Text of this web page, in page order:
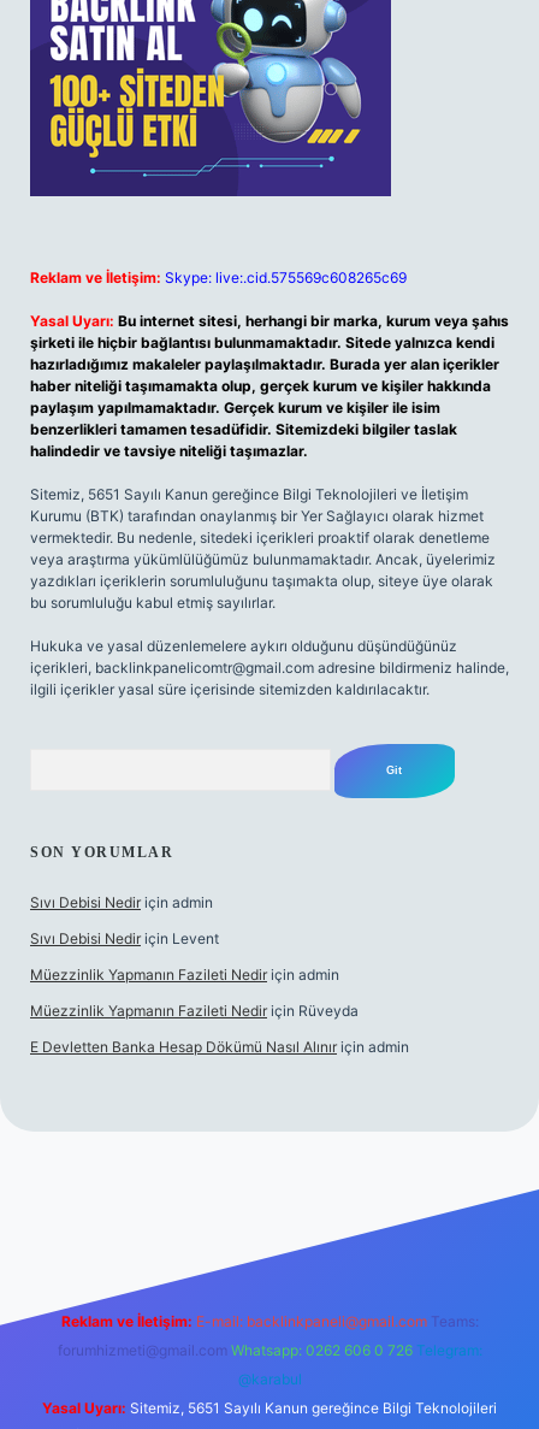
Reklam ve İletişim: Skype: live:.cid.575569c608265c69
Yasal Uyarı: Bu internet sitesi, herhangi bir marka, kurum veya şahıs
şirketi ile hiçbir bağlantısı bulunmamaktadır. Sitede yalnızca kendi
hazırladığımız makaleler paylaşılmaktadır. Burada yer alan içerikler
haber niteliği taşımamakta olup, gerçek kurum ve kişiler hakkında
paylaşım yapılmamaktadır. Gerçek kurum ve kişiler ile isim
benzerlikleri tamamen tesadüfidir. Sitemizdeki bilgiler taslak
halindedir ve tavsiye niteliği taşımazlar.
Sitemiz, 5651 Sayılı Kanun gereğince Bilgi Teknolojileri ve İletişim
Kurumu (BTK) tarafından onaylanmış bir Yer Sağlayıcı olarak hizmet
vermektedir. Bu nedenle, sitedeki içerikleri proaktif olarak denetleme
veya araştırma yükümlülüğümüz bulunmamaktadır. Ancak, üyelerimiz
yazdıkları içeriklerin sorumluluğunu taşımakta olup, siteye üye olarak
bu sorumluluğu kabul etmiş sayılırlar.
Hukuka ve yasal düzenlemelere aykırı olduğunu düşündüğünüz
içerikleri, backlinkpanelicomtr@gmail.com adresine bildirmeniz halinde,
ilgili içerikler yasal süre içerisinde sitemizden kaldırılacaktır.
SON YORUMLAR
Sıvı Debisi Nedir için admin
Sıvı Debisi Nedir için Levent
Müezzinlik Yapmanın Fazileti Nedir için admin
Müezzinlik Yapmanın Fazileti Nedir için Rüveyda
E Devletten Banka Hesap Dökümü Nasıl Alınır için admin
Reklam ve İletişim: E-mail: backlinkpaneli@gmail.com Teams:
forumhizmeti@gmail.com Whatsapp: 0262 606 0 726 Telegram:
@karabul
Yasal Uyarı: Sitemiz, 5651 Sayılı Kanun gereğince Bilgi Teknolojileri